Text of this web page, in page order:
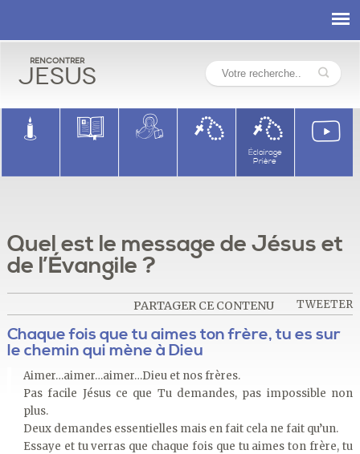
Rencontrer
Jesus
Éclairage
Prière
Quel est le message de Jésus et
de l’Évangile ?
PARTAGER CE CONTENU TWEETER
Chaque fois que tu aimes ton frère, tu es sur
le chemin qui mène à Dieu
Aimer…aimer…aimer…Dieu et nos frères.
Pas facile Jésus ce que Tu demandes, pas impossible non
plus.
Deux demandes essentielles mais en fait cela ne fait qu’un.
Essaye et tu verras que chaque fois que tu aimes ton frère, tu